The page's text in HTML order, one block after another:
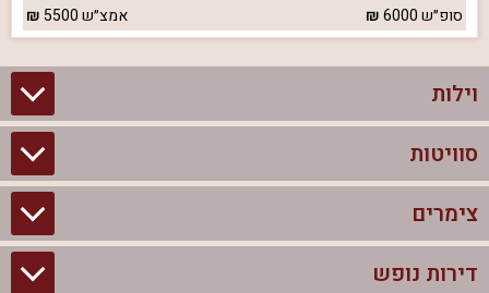
סופ״ש6000 אמצ״ש5500
וילות
וילות בצפון
וילות להשכרה
סוויטות
סוויטות בצפון
צימרים לזוגות עם בריכה פרטית
צימרים
צימרים בצפון
דירות נופש